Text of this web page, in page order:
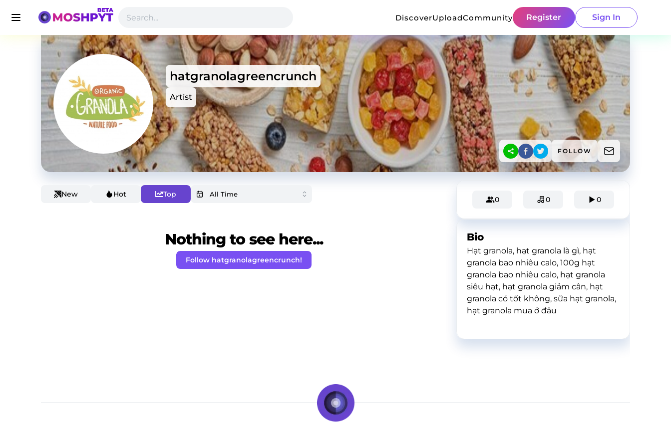
DiscoverUploadCommunity Register Sign In
hatgranolagreencrunch
Artist
FOLLOW
New Hot Top
Nothing to see here...
Follow hatgranolagreencrunch!
0 0 0
Bio
Hạt granola, hạt granola là gì, hạt
granola bao nhiêu calo, 100g hạt
granola bao nhiêu calo, hạt granola
siêu hạt, hạt granola giảm cân, hạt
granola có tốt không, sữa hạt granola,
hạt granola mua ở đâu